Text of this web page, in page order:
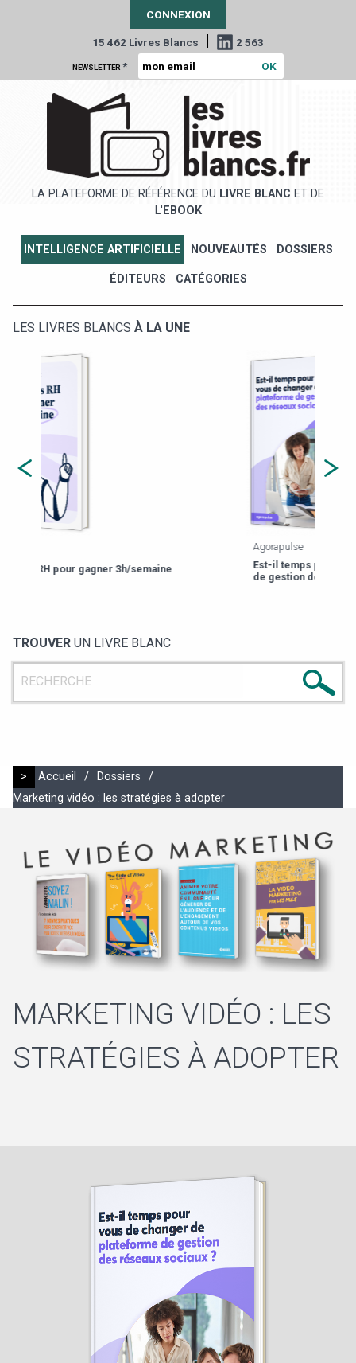
CONNEXION
15 462 Livres Blancs | 2 563
NEWSLETTER *
LA PLATEFORME DE RÉFÉRENCE DU LIVRE BLANC ET DE
L' EBOOK
INTELLIGENCE ARTIFICIELLE NOUVEAUTÉS DOSSIERS
ÉDITEURS CATÉGORIES
LES LIVRES BLANCS À LA UNE
Est-il temps pour vous de changer de plateforme
de gestion des réseaux sociaux ?
TROUVER UN LIVRE BLANC
> Accueil / Dossiers
/
Marketing vidéo : les stratégies à adopter
MARKETING VIDÉO : LES
STRATÉGIES À ADOPTER